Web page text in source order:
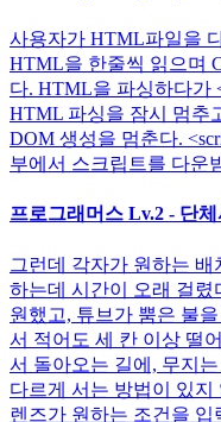
사용자가 HTML파일을
HTML을 한줄씩 읽으며
다. HTML을 파싱하다가
HTML 파싱을 잠시 멈추
DOM 생성을 멈춘다.
부에서 스크립트를 다운
프로그래머스 Lv.2 - 단체
그런데 각자가 원하는
하는데 시간이 오래 걸
원했고, 튜브가 뿜은 불
서 적어도 세 칸 이상 떨
서 돌아오는 길에, 무지
다르게 서는 방법이 있
렌즈가 원하는 조건을 입